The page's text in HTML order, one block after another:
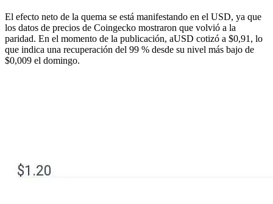
El efecto neto de la quema se está manifestando en el USD, ya que
los datos de precios de Coingecko mostraron que volvió a la
paridad. En el momento de la publicación, aUSD cotizó a $0,91, lo
que indica una recuperación del 99 % desde su nivel más bajo de
$0,009 el domingo.